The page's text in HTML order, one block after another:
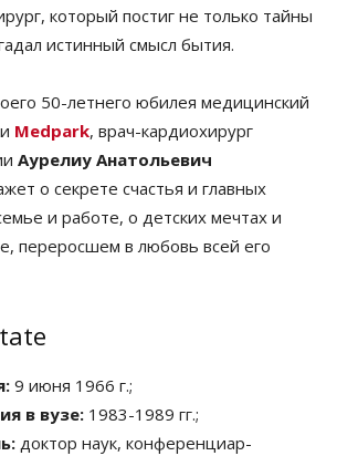
который постиг не только тайны
истинный смысл бытия.
50-летнего юбилея медицинский
Medpark, врач-кардиохирург
Аурелиу Анатольевич
о секрете счастья и главных
и работе, о детских мечтах и
переросшем в любовь всей его
9 июня 1966 г.;
в вузе: 1983-1989 гг.;
доктор наук, конференциар-